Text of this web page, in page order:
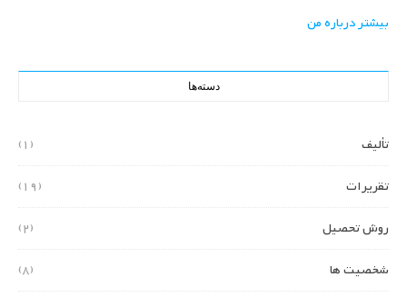
بیشتر درباره من
دسته‌ها
تألیف
(1)
تقریرات
(19)
روش تحصیل
(2)
شخصیت ها
(8)